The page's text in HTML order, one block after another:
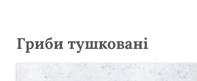
Гриби тушковані